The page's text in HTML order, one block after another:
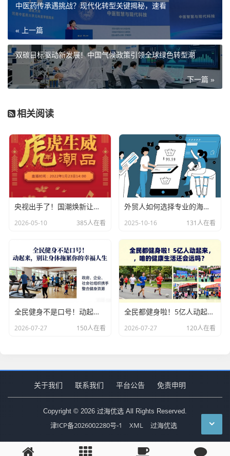
中医药传承遇挑战？现代化转型关键揭秘，速看
« 上一篇
双碳目标驱动新发展！中国气候政策引领全球绿色转型潮
下一篇 »
相关阅读
央视出手了！国潮焕新让非遗炸场，这才是文化强国该有的排面
2026-05-10 385人在看
外贸人如何选择专业的海关数据公司？
2025-10-16 131人在看
全民健身不是口号！动起来，别让身体拖累你的幸福人生
2026-07-27 150人在看
全民都健身啦！5亿人动起来，咱的健康生活还会远吗？
2026-07-27 120人在看
关于我们 联系我们 平台公告 免责申明
Copyright © 2026 过海优选 All Rights Reserved.
津ICP备2026002280号-1 XML 过海优选